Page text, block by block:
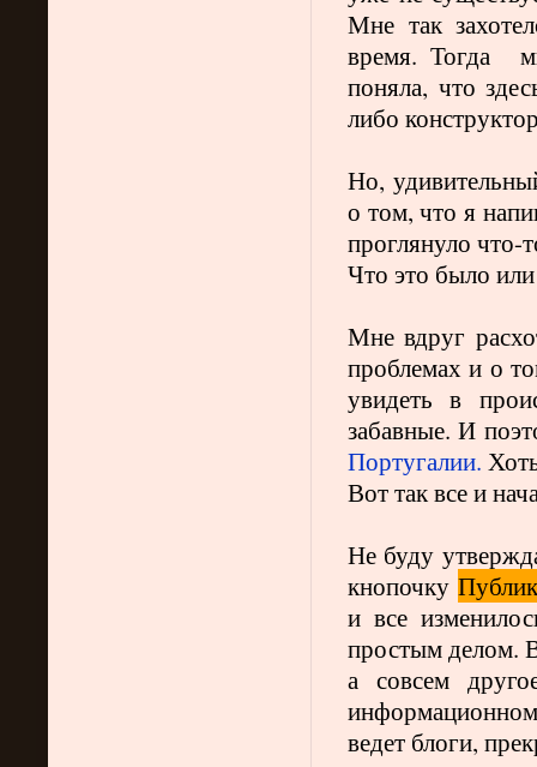
Мне так
время. Тогда
поняла, что
либо
Но,
о том, что я
проглянуло
Что это было
Мне вдруг
проблемах и о
увидеть в
забавные. И
Португалии.
Вот так все и
Не буду
кнопочку
и все
простым делом.
а совсем
ведет блоги,